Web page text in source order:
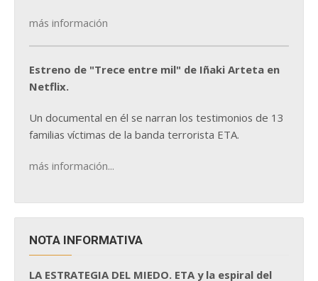
más información
Estreno de "Trece entre mil" de Iñaki Arteta en
Netflix.
Un documental en él se narran los testimonios de 13
familias víctimas de la banda terrorista ETA.
más información...
NOTA INFORMATIVA
LA ESTRATEGIA DEL MIEDO. ETA y la espiral del